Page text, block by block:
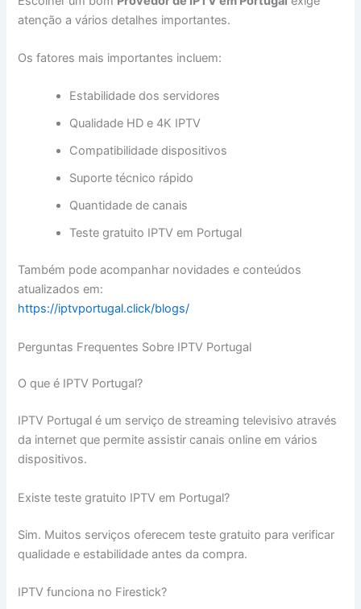
atenção a vários detalhes importantes.
Os fatores mais importantes incluem:
Estabilidade dos servidores
Qualidade HD e 4K IPTV
Compatibilidade dispositivos
Suporte técnico rápido
Quantidade de canais
Teste gratuito IPTV em Portugal
Também pode acompanhar novidades e conteúdos
atualizados em:
https://iptvportugal.click/blogs/
Perguntas Frequentes Sobre IPTV Portugal
O que é IPTV Portugal?
IPTV Portugal é um serviço de streaming televisivo através
da internet que permite assistir canais online em vários
dispositivos.
Existe teste gratuito IPTV em Portugal?
Sim. Muitos serviços oferecem teste gratuito para verificar
qualidade e estabilidade antes da compra.
IPTV funciona no Firestick?